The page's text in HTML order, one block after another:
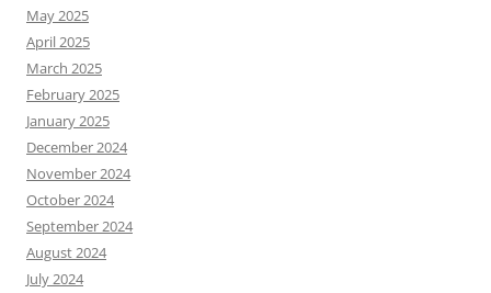
May 2025
April 2025
March 2025
February 2025
January 2025
December 2024
November 2024
October 2024
September 2024
August 2024
July 2024